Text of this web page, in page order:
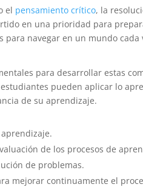
el pensamiento crítico, la
en una prioridad para
navegar en un mundo cada
para desarrollar estas
pueden aplicar lo
de su aprendizaje.
de los procesos de
de problemas.
mejorar continuamente el